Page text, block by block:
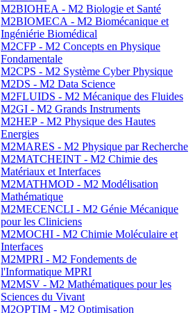
M2BIOHEA - M2 Biologie et Santé
M2BIOMECA - M2 Biomécanique et
Ingéniérie Biomédical
M2CFP - M2 Concepts en Physique
Fondamentale
M2CPS - M2 Système Cyber Physique
M2DS - M2 Data Science
M2FLUIDS - M2 Mécanique des Fluides
M2GI - M2 Grands Instruments
M2HEP - M2 Physique des Hautes
Energies
M2MARES - M2 Physique par Recherche
M2MATCHEINT - M2 Chimie des
Matériaux et Interfaces
M2MATHMOD - M2 Modélisation
Mathématique
M2MECENCLI - M2 Génie Mécanique
pour les Cliniciens
M2MOCHI - M2 Chimie Moléculaire et
Interfaces
M2MPRI - M2 Fondements de
l'Informatique MPRI
M2MSV - M2 Mathématiques pour les
Sciences du Vivant
M2OPTIM - M2 Optimisation